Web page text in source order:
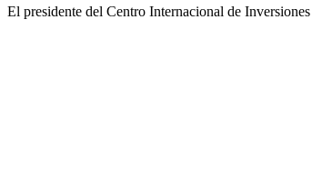
El presidente del Centro Internacional de